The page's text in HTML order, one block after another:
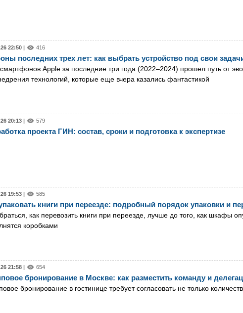
22:50 | 416
последних трех лет: как выбрать устройство под свои
Apple за последние три года (2022–2024) прошел путь от
технологий, которые еще вчера казались фантастикой
20:13 | 579
проекта ГИН: состав, сроки и подготовка к экспертизе
19:53 | 585
книги при переезде: подробный порядок упаковки и
как перевозить книги при переезде, лучше до того, как шкафы
коробками
21:58 | 654
бронирование в Москве: как разместить команду и
бронирование в гостинице требует согласовать не только